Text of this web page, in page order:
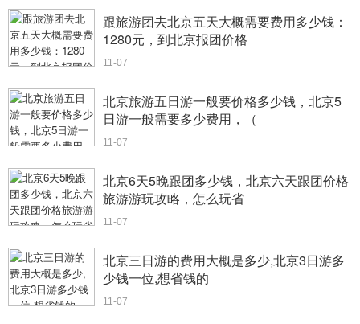
跟旅游团去北京五天大概需要费用多少钱：
1280元，到北京报团价格
11-07
北京旅游五日游一般要价格多少钱，北京5
日游一般需要多少费用，（
11-07
北京6天5晚跟团多少钱，北京六天跟团价格
旅游游玩攻略，怎么玩省
11-07
北京三日游的费用大概是多少,北京3日游多
少钱一位,想省钱的
11-07